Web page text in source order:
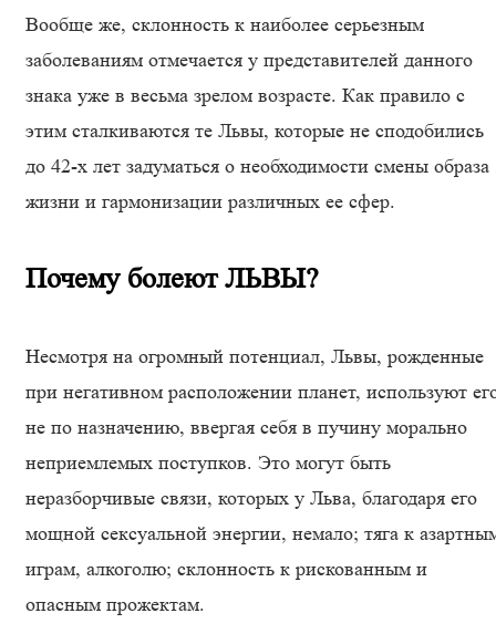
Вообще же, склонность к наиболее серьезным
заболеваниям отмечается у представителей данного
знака уже в весьма зрелом возрасте. Как правило с
этим сталкиваются те Львы, которые не сподобились
до 42-х лет задуматься о необходимости смены образа
жизни и гармонизации различных ее сфер.
Почему болеют ЛЬВЫ?
Несмотря на огромный потенциал, Львы, рожденные
при негативном расположении планет, используют
не по назначению, ввергая себя в пучину морально
неприемлемых поступков. Это могут быть
неразборчивые связи, которых у Льва, благодаря его
мощной сексуальной энергии, немало; тяга к
играм, алкоголю; склонность к рискованным и
опасным прожектам.